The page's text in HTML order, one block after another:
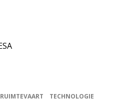
RUIMTEVAART
TECHNOLOGIE